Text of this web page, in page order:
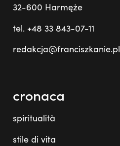
32-600 Harmęże
tel. +48 33 843-07-11
redakcja@franciszkanie.pl
cronaca
spiritualità
stile di vita